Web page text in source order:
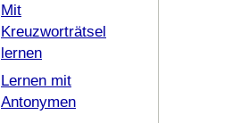
Mit
Kreuzworträtsel
lernen
Lernen mit
Antonymen